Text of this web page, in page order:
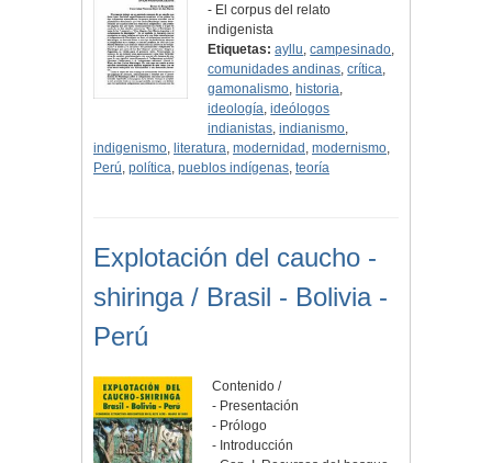
- El corpus del relato
indigenista
Etiquetas: ayllu,campesinado,
comunidades andinas,crítica,
gamonalismo, historia,
ideología,ideólogos
indianistas,indianismo,
indigenismo, literatura, modernidad , modernismo,
Perú, política, pueblos indígenas, teoría
Explotación del caucho -
shiringa / Brasil - Bolivia -
Perú
Contenido /
- Presentación
- Prólogo
- Introducción